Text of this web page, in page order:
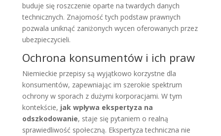
buduje się roszczenie oparte na twardych danych
technicznych. Znajomość tych podstaw prawnych
pozwala uniknąć zaniżonych wycen oferowanych przez
ubezpieczycieli.
Ochrona konsumentów i ich praw
Niemieckie przepisy są wyjątkowo korzystne dla
konsumentów, zapewniając im szerokie spektrum
ochrony w sporach z dużymi korporacjami. W tym
kontekście, jak wpływa ekspertyza na
odszkodowanie, staje się pytaniem o realną
sprawiedliwość społeczną. Ekspertyza techniczna nie